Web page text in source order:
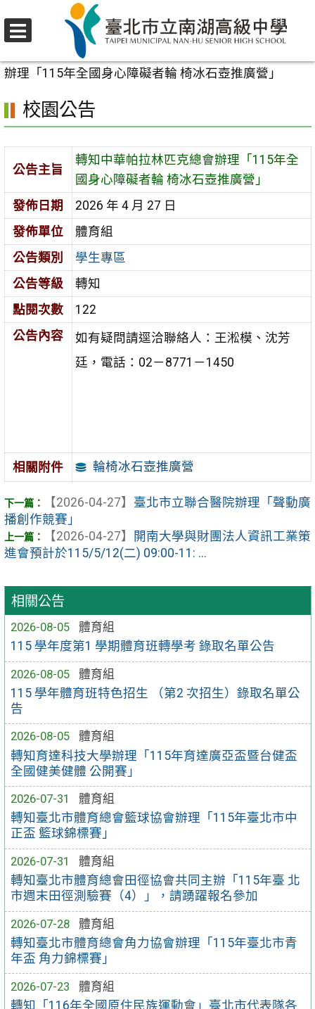
至
要
區
校園公告
辦理「115年全國身心障礙者輪 椅冰石壺推廣營」
相關公告
2026-08-05
體育組
115 學年度第1 學期體育班轉學考 錄取名單公告
2026-08-05
體育組
115 學年體育班特色招生 （第2 次招生）錄取名單公
告
2026-08-05
體育組
轉知育達科技大學辦理「115年育達廣亞盃暨台健盃
全國健美健體 公開賽」
2026-07-31
體育組
轉知臺北市體育總會籃球協會辦理「115年臺北市中
正盃 籃球錦標賽」
2026-07-31
體育組
轉知臺北市體育總會田徑協會共同主辦「115年臺 北
市週末田徑測驗賽（4）」，請踴躍報名參加
2026-07-28
體育組
轉知臺北市體育總會角力協會辦理「115年臺北市青
年盃 角力錦標賽」
2026-07-23
體育組
轉知「116年全國原住民族運動會」臺北市代表隊各
校園公告
公告主旨
轉知中華帕拉林匹克總會辦理「115年全
國身心障礙者輪 椅冰石壺推廣營」
發佈日期
2026 年 4 月 27 日
發佈單位
體育組
公告類別
學生專區
公告等級
轉知
點閱次數
122
公告內容
如有疑問請逕洽聯絡人：王淞模、沈芳
廷，電話：02－8771－1450
相關附件 輪椅冰石壺推廣營
【2026-04-27】 臺北市立聯合醫院辦理「聲動廣
播創作競賽」
【2026-04-27】
開南大學與財團法人資訊工業策
進會預計於115/5/12(二) 09:00-11: ...
選
單